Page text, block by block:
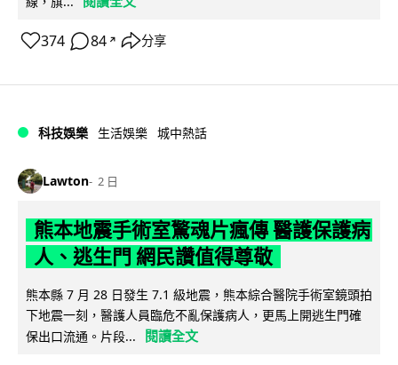
374 84 ↗ 分享
科技娛樂 生活娛樂 城中熱話
Lawton 2 日
熊本地震手術室驚魂片瘋傳 醫護保護病
人、逃生門 網民讚值得尊敬
熊本縣 7 月 28 日發生 7.1 級地震，熊本綜合醫院手術室鏡頭拍
下地震一刻，醫護人員臨危不亂保護病人，更馬上開逃生門確
保出口流通。片段...
閱讀全文